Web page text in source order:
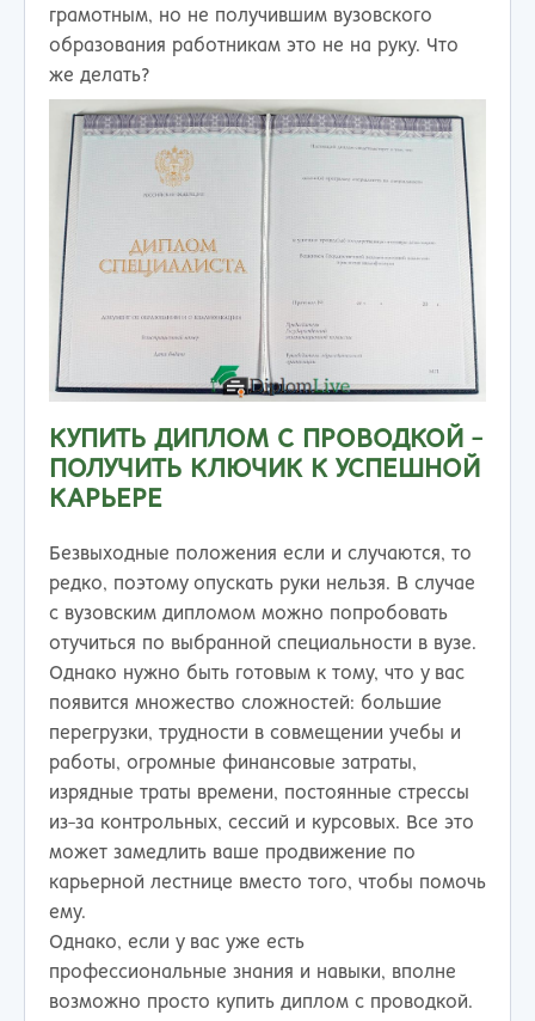
грамотным, но не получившим вузовского
образования работникам это не на руку. Что
же делать?
КУПИТЬ ДИПЛОМ С ПРОВОДКОЙ -
ПОЛУЧИТЬ КЛЮЧИК К УСПЕШНОЙ
КАРЬЕРЕ
Безвыходные положения если и случаются, то
редко, поэтому опускать руки нельзя. В случае
с вузовским дипломом можно попробовать
отучиться по выбранной специальности в вузе.
Однако нужно быть готовым к тому, что у вас
появится множество сложностей: большие
перегрузки, трудности в совмещении учебы и
работы, огромные финансовые затраты,
изрядные траты времени, постоянные стрессы
из-за контрольных, сессий и курсовых. Все это
может замедлить ваше продвижение по
карьерной лестнице вместо того, чтобы помочь
ему.
Однако, если у вас уже есть
профессиональные знания и навыки, вполне
возможно просто купить диплом с проводкой.